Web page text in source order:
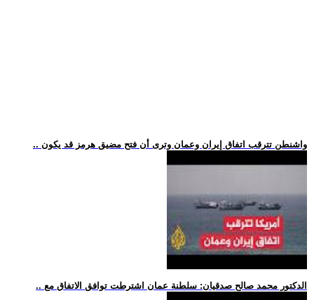
.. واشنطن تترقب اتفاق إيران وعمان وترى أن فتح مضيق هرمز قد يكون
.. الدكتور محمد صالح صدقيان: سلطنة عمان اشترطت توافق الاتفاق مع